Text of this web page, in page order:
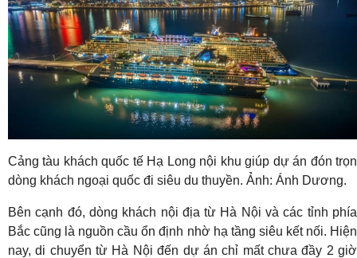
Cảng tàu khách quốc tế Hạ Long nội khu giúp dự án đón trọn
dòng khách ngoại quốc đi siêu du thuyền. Ảnh: Ánh Dương.
Bên cạnh đó, dòng khách nội địa từ Hà Nội và các tỉnh phía
Bắc cũng là nguồn cầu ổn định nhờ hạ tầng siêu kết nối. Hiện
nay, di chuyển từ Hà Nội đến dự án chỉ mất chưa đầy 2 giờ